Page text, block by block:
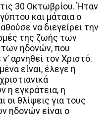
30 Οκτωβρίου. Ήταν
και μάταια ο
να διεγείρει την
της ζωής των
ηδονών, που
αρνηθεί τον Χριστό.
είναι, έλεγε η
η εγκράτεια, η
οι θλίψεις για τους
ηδονών είναι ο